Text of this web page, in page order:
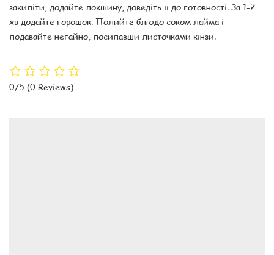
закипіти, додайте локшину, доведіть її до готовності. За 1-2
хв додайте горошок. Полийте блюдо соком лайма і
подавайте негайно, посипавши листочками кінзи.
0/5 (0 Reviews)